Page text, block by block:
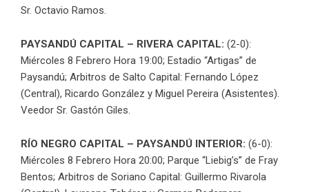
Sr. Octavio Ramos.
PAYSANDÚ CAPITAL – RIVERA CAPITAL: (2-0):
Miércoles 8 Febrero Hora 19:00; Estadio “Artigas” de
Paysandú; Arbitros de Salto Capital: Fernando López
(Central), Ricardo González y Miguel Pereira (Asistentes).
Veedor Sr. Gastón Giles.
RÍO NEGRO CAPITAL – PAYSANDÚ INTERIOR: (6-0):
Miércoles 8 Febrero Hora 20:00; Parque “Liebig’s” de Fray
Bentos; Arbitros de Soriano Capital: Guillermo Rivarola